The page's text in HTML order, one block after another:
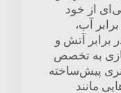
از خود
آب،
برابر آتش و
به تخصص
پیش‌ساخته
مانند